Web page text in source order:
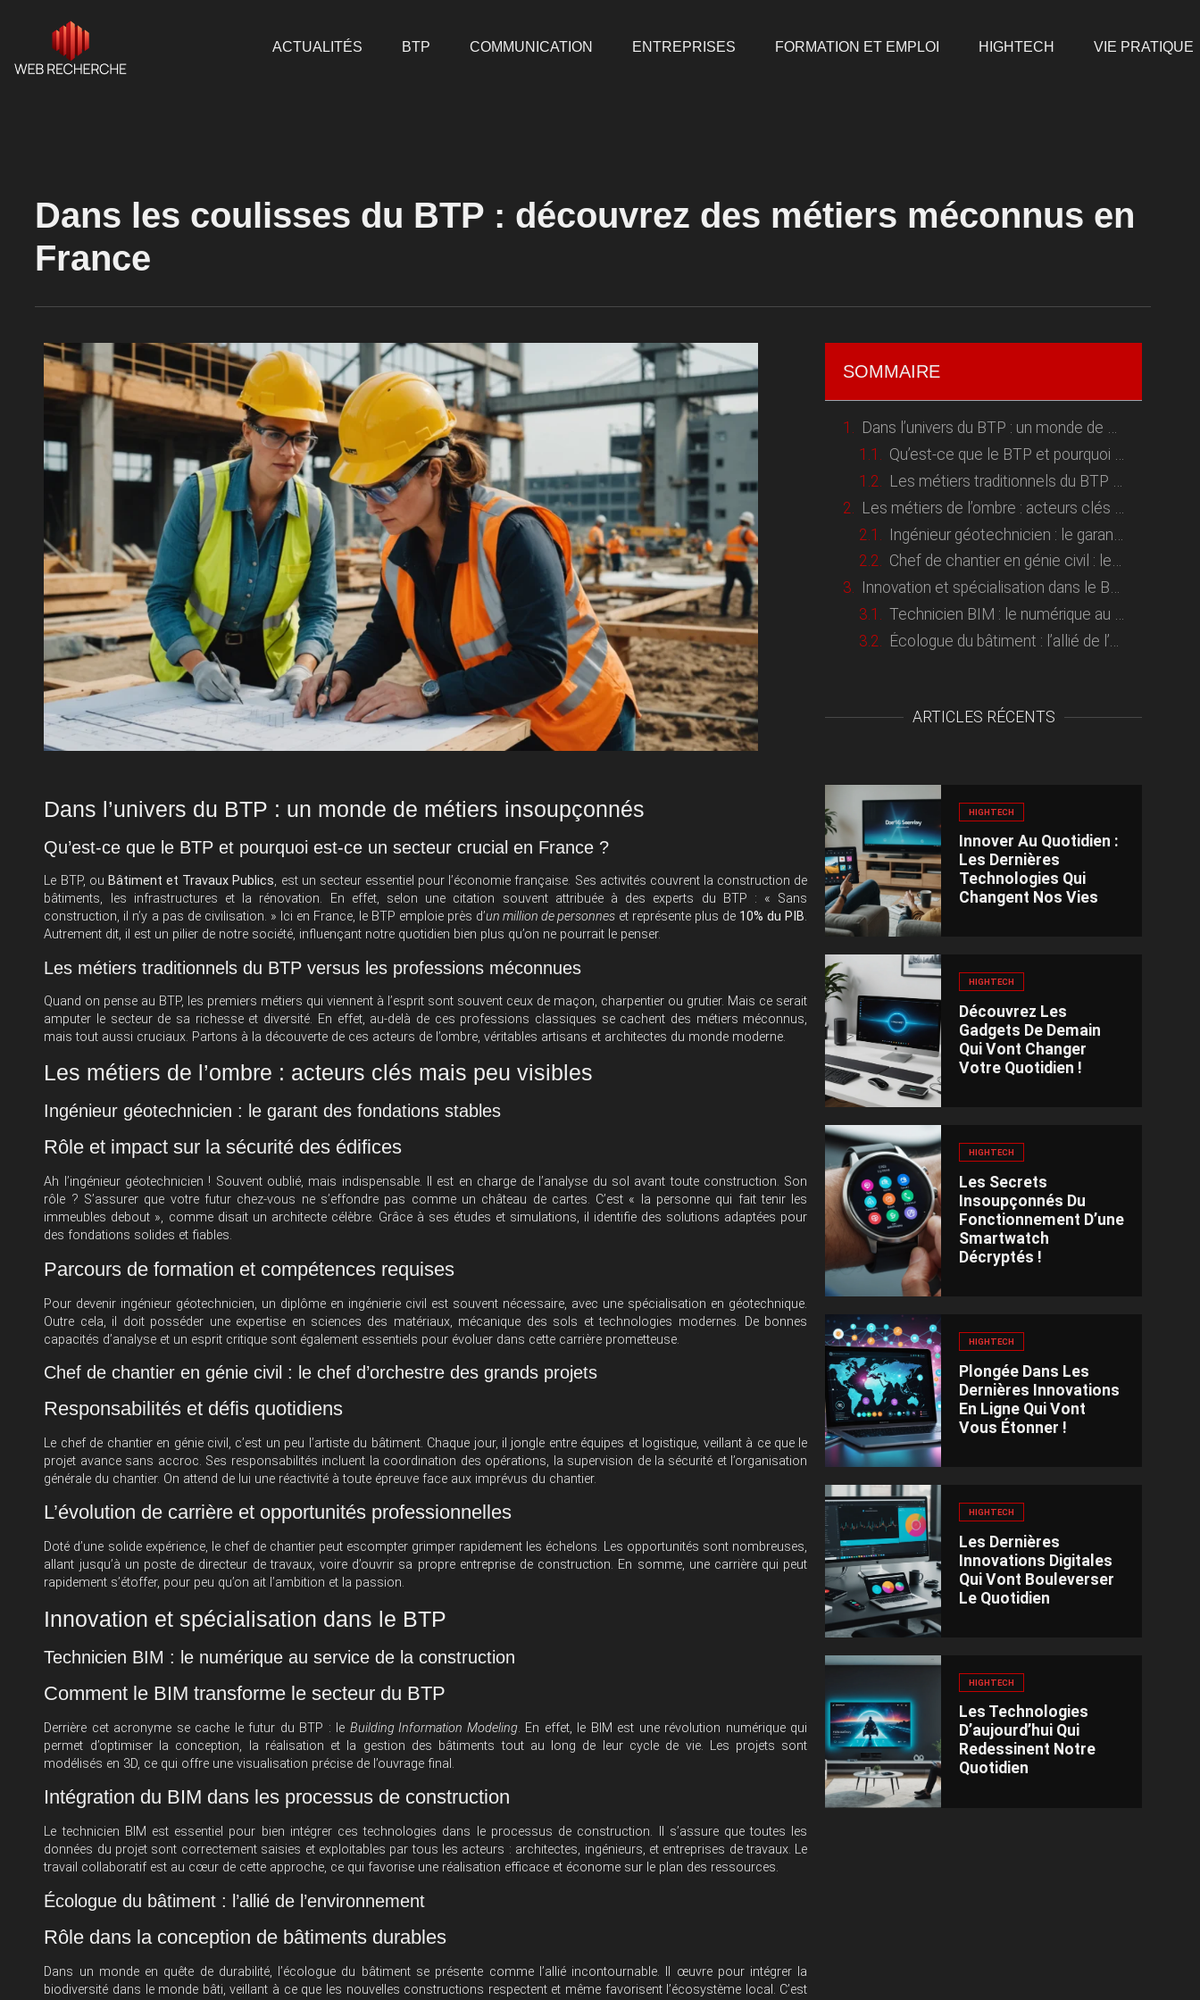
ACTUALITÉS BTP COMMUNICATION ENTREPRISES FORMATION ET EMPLOI HIGHTECH VIE PRATIQUE
Dans les coulisses du BTP : découvrez des métiers méconnus en
France
Dans l’univers du BTP : un monde de métiers insoupçonnés
Qu’est-ce que le BTP et pourquoi est-ce un secteur crucial en France ?
Le BTP, ou Bâtiment et Travaux Publics, est un secteur essentiel pour l’économie française. Ses activités couvrent la construction de
bâtiments, les infrastructures et la rénovation. En effet, selon une citation souvent attribuée à des experts du BTP : « Sans
construction, il n’y a pas de civilisation. » Ici en France, le BTP emploie près d’un million de personnes et représente plus de 10% du PIB.
Autrement dit, il est un pilier de notre société, influençant notre quotidien bien plus qu’on ne pourrait le penser.
Les métiers traditionnels du BTP versus les professions méconnues
Quand on pense au BTP, les premiers métiers qui viennent à l’esprit sont souvent ceux de maçon, charpentier ou grutier. Mais ce serait
amputer le secteur de sa richesse et diversité. En effet, au-delà de ces professions classiques se cachent des métiers méconnus,
mais tout aussi cruciaux. Partons à la découverte de ces acteurs de l’ombre, véritables artisans et architectes du monde moderne.
Les métiers de l’ombre : acteurs clés mais peu visibles
Ingénieur géotechnicien : le garant des fondations stables
Rôle et impact sur la sécurité des édifices
Ah l’ingénieur géotechnicien ! Souvent oublié, mais indispensable. Il est en charge de l’analyse du sol avant toute construction. Son
rôle ? S’assurer que votre futur chez-vous ne s’effondre pas comme un château de cartes. C’est « la personne qui fait tenir les
immeubles debout », comme disait un architecte célèbre. Grâce à ses études et simulations, il identifie des solutions adaptées pour
des fondations solides et fiables.
Parcours de formation et compétences requises
Pour devenir ingénieur géotechnicien, un diplôme en ingénierie civil est souvent nécessaire, avec une spécialisation en géotechnique.
Outre cela, il doit posséder une expertise en sciences des matériaux, mécanique des sols et technologies modernes. De bonnes
capacités d’analyse et un esprit critique sont également essentiels pour évoluer dans cette carrière prometteuse.
Chef de chantier en génie civil : le chef d’orchestre des grands projets
Responsabilités et défis quotidiens
Le chef de chantier en génie civil, c’est un peu l’artiste du bâtiment. Chaque jour, il jongle entre équipes et logistique, veillant à ce que le
projet avance sans accroc. Ses responsabilités incluent la coordination des opérations, la supervision de la sécurité et l’organisation
générale du chantier. On attend de lui une réactivité à toute épreuve face aux imprévus du chantier.
L’évolution de carrière et opportunités professionnelles
Doté d’une solide expérience, le chef de chantier peut escompter grimper rapidement les échelons. Les opportunités sont nombreuses,
allant jusqu’à un poste de directeur de travaux, voire d’ouvrir sa propre entreprise de construction. En somme, une carrière qui peut
rapidement s’étoffer, pour peu qu’on ait l’ambition et la passion.
Innovation et spécialisation dans le BTP
Technicien BIM : le numérique au service de la construction
Comment le BIM transforme le secteur du BTP
Derrière cet acronyme se cache le futur du BTP : le Building Information Modeling. En effet, le BIM est une révolution numérique qui
permet d’optimiser la conception, la réalisation et la gestion des bâtiments tout au long de leur cycle de vie. Les projets sont
modélisés en 3D, ce qui offre une visualisation précise de l’ouvrage final.
Intégration du BIM dans les processus de construction
Le technicien BIM est essentiel pour bien intégrer ces technologies dans le processus de construction. Il s’assure que toutes les
données du projet sont correctement saisies et exploitables par tous les acteurs : architectes, ingénieurs, et entreprises de travaux. Le
travail collaboratif est au cœur de cette approche, ce qui favorise une réalisation efficace et économe sur le plan des ressources.
Écologue du bâtiment : l’allié de l’environnement
Rôle dans la conception de bâtiments durables
Dans un monde en quête de durabilité, l’écologue du bâtiment se présente comme l’allié incontournable. Il œuvre pour intégrer la
biodiversité dans le monde bâti, veillant à ce que les nouvelles constructions respectent et même favorisent l’écosystème local. C’est
SOMMAIRE
Dans l’univers du BTP : un monde de métiers insoupçonnés
Qu’est-ce que le BTP et pourquoi est-ce un secteur crucial en France ?
Chef de chantier en génie civil : le chef d’orchestre des grands projets
Innovation et spécialisation dans le BTP
Écologue du bâtiment : l’allié de l’environnement
ARTICLES RÉCENTS
HIGHTECH
Innover Au Quotidien :
Les Dernières
Technologies Qui
Changent Nos Vies
HIGHTECH
Découvrez Les
Gadgets De Demain
Qui Vont Changer
Votre Quotidien !
HIGHTECH
Les Secrets
Insoupçonnés Du
Fonctionnement D’une
Smartwatch
Décryptés !
HIGHTECH
Plongée Dans Les
Dernières Innovations
En Ligne Qui Vont
Vous Étonner !
HIGHTECH
Les Dernières
Innovations Digitales
Qui Vont Bouleverser
Le Quotidien
HIGHTECH
Les Technologies
D’aujourd’hui Qui
Redessinent Notre
Quotidien